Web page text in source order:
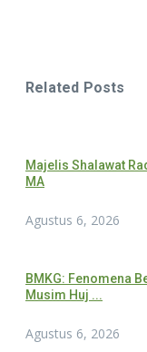
Related Posts
Majelis Shalawat
MA
Agustus 6, 2026
BMKG: Fenomena
Musim Huj ...
Agustus 6, 2026